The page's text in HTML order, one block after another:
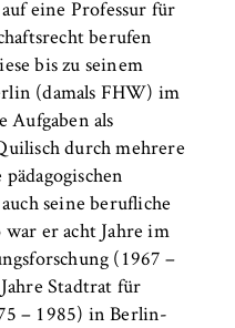
eine Professur für
berufen
bis zu seinem
(damals FHW) im
Aufgaben als
durch mehrere
seine berufliche
er acht Jahre im
(1967 –
Stadtrat für
– 1985) in Berlin-
des
der aktuellen
dass das
erneuten Aufruf
wird.